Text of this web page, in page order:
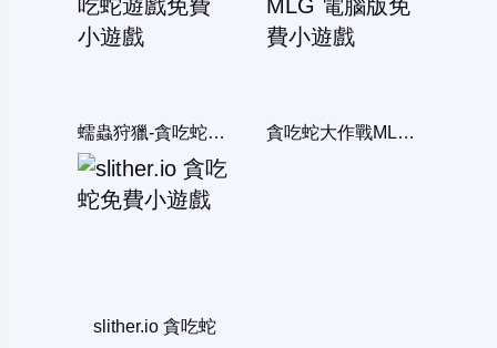
蠕蟲狩獵-貪吃蛇遊戲 貪吃蛇大作戰MLG 電腦版
slither.io 貪吃蛇